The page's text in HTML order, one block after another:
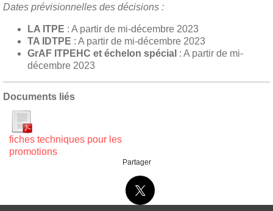
Dates prévisionnelles des décisions :
LA ITPE : A partir de mi-décembre 2023
TA IDTPE : A partir de mi-décembre 2023
GrAF ITPEHC et échelon spécial : A partir de mi-
décembre 2023
Documents liés
fiches techniques pour les
promotions
Partager